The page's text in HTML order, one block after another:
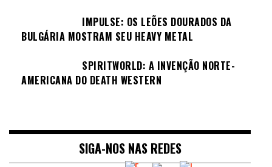
IMPULSE: OS LEÕES DOURADOS DA
BULGÁRIA MOSTRAM SEU HEAVY METAL
SPIRITWORLD: A INVENÇÃO NORTE-
AMERICANA DO DEATH WESTERN
SIGA-NOS NAS REDES